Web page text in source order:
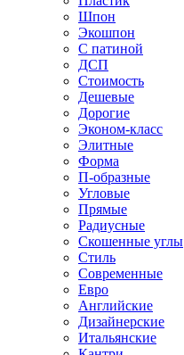
Шпон
Экошпон
С патиной
ДСП
Стоимость
Дешевые
Дорогие
Эконом-класс
Элитные
Форма
П-образные
Угловые
Прямые
Радиусные
Скошенные углы
Стиль
Современные
Евро
Английские
Дизайнерские
Итальянские